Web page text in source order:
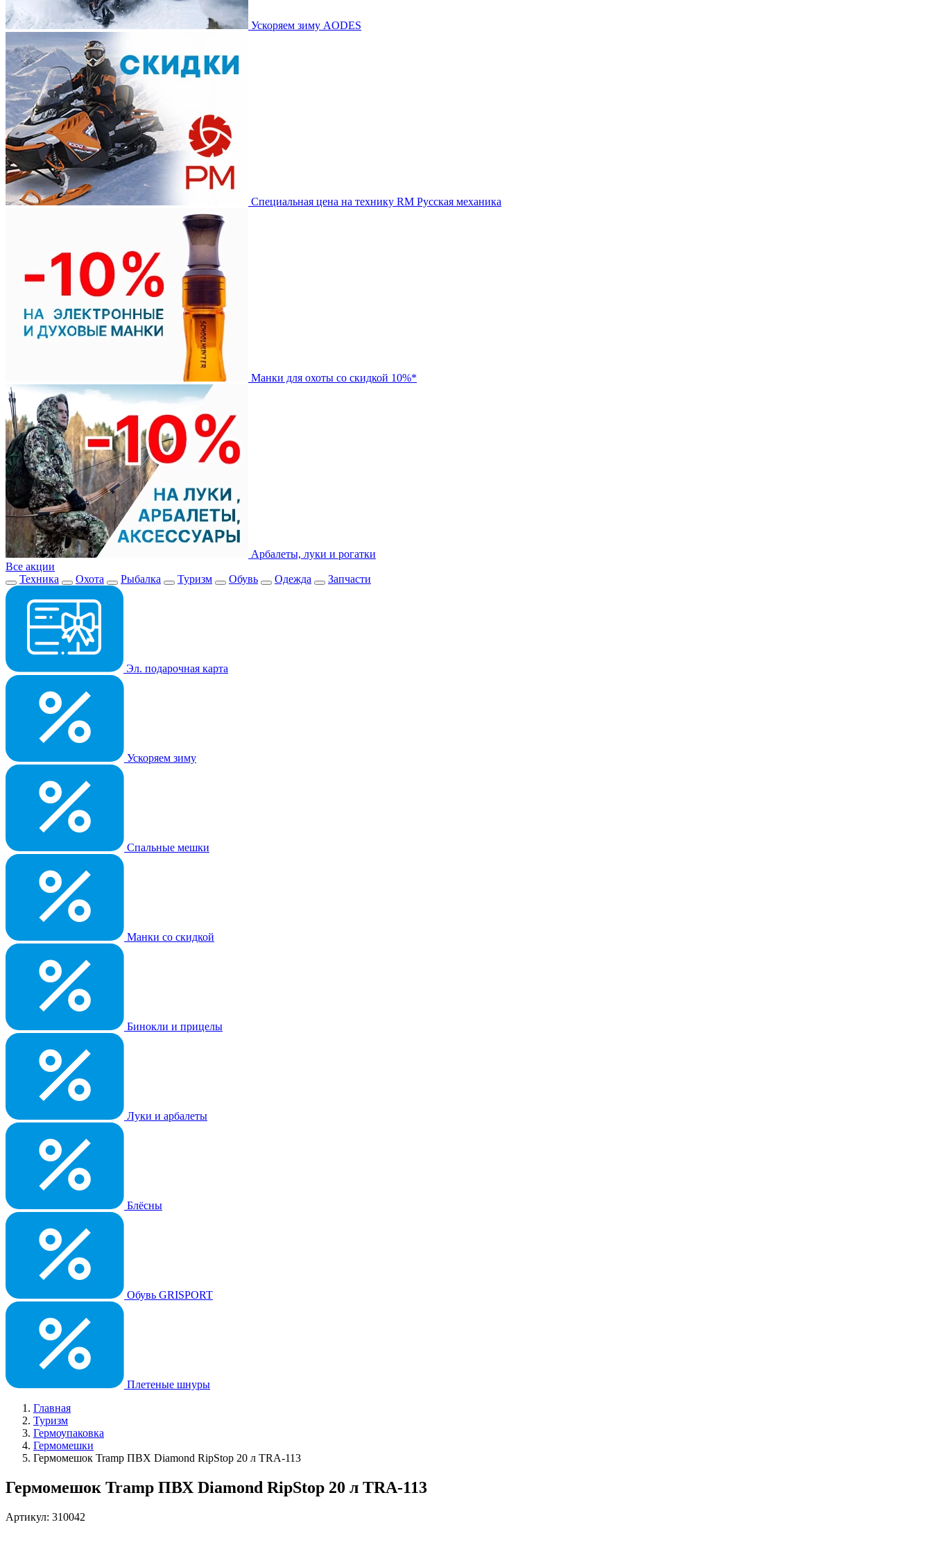
Ускоряем зиму AODES
Специальная цена на технику RM Русская механика
Манки для охоты со скидкой 10%*
Арбалеты, луки и рогатки
Все акции
Техника
Охота Рыбалка Туризм Обувь Одежда Запчасти
Эл. подарочная карта
Ускоряем зиму
Спальные мешки
Манки со скидкой
Бинокли и прицелы
Луки и арбалеты
Блёсны
Обувь GRISPORT
Плетеные шнуры
Главная
Туризм
Гермоупаковка
Гермомешки
Гермомешок Tramp ПВХ Diamond RipStop 20 л TRA-113
Гермомешок Tramp ПВХ Diamond RipStop 20 л TRA-113
Артикул: 310042